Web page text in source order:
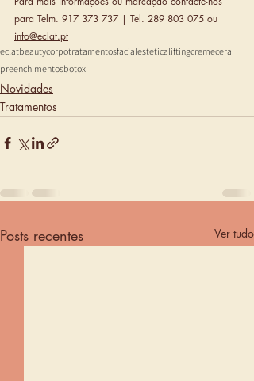
para Telm. 917 373 737 | Tel. 289 803 075 ou
info@eclat.pt
eclatbeautycorpotratamentosfacialesteticaliftingcremecera
preenchimentosbotox
Novidades
Tratamentos
Posts recentes Ver tudo